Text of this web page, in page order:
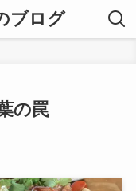
ブログ
の罠